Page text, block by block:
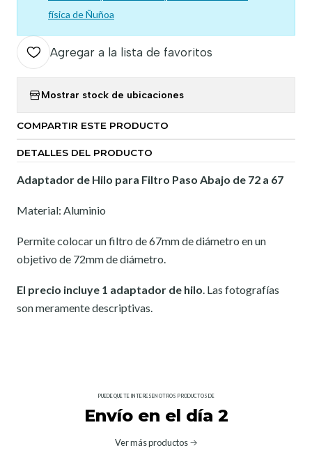
física de Ñuñoa
Agregar a la lista de favoritos
Mostrar stock de ubicaciones
COMPARTIR ESTE PRODUCTO
DETALLES DEL PRODUCTO
Adaptador de Hilo para Filtro Paso Abajo de 72 a 67
Material: Aluminio
Permite colocar un filtro de 67mm de diámetro en un
objetivo de 72mm de diámetro.
El precio incluye 1 adaptador de hilo. Las fotografías
son meramente descriptivas.
PUEDE QUE TE INTERESEN OTROS PRODUCTOS DE
Envío en el día 2
Ver más productos